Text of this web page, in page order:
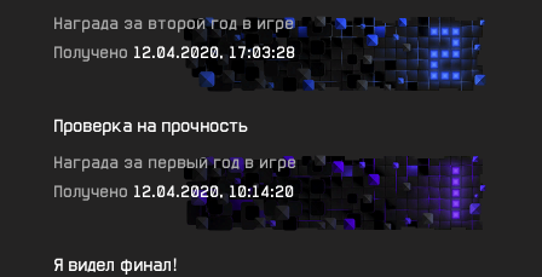
Награда за второй год в игре
Получено 12.04.2020, 17:03:28
Проверка на прочность
Награда за первый год в игре
Получено 12.04.2020, 10:14:20
Я видел финал!